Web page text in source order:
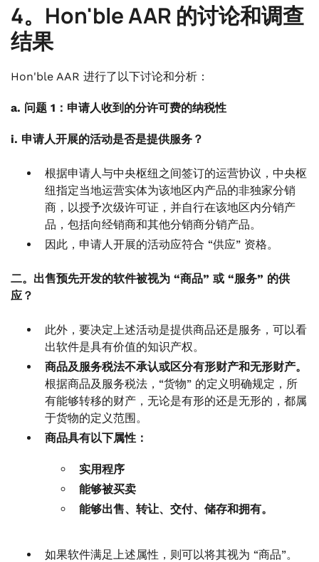
4。Hon'ble AAR 的讨论和调查
结果
Hon'ble AAR 进行了以下讨论和分析：
a. 问题 1：申请人收到的分许可费的纳税性
i. 申请人开展的活动是否是提供服务？
根据申请人与中央枢纽之间签订的运营协议，中央枢
纽指定当地运营实体为该地区内产品的非独家分销
商，以授予次级许可证，并自行在该地区内分销产
品，包括向经销商和其他分销商分销产品。
因此，申请人开展的活动应符合 “供应” 资格。
二。出售预先开发的软件被视为 “商品” 或 “服务” 的供
应？
此外，要决定上述活动是提供商品还是服务，可以看
出软件是具有价值的知识产权。
商品及服务税法不承认或区分有形财产和无形财产。
根据商品及服务税法，“货物” 的定义明确规定，所
有能够转移的财产，无论是有形的还是无形的，都属
于货物的定义范围。
商品具有以下属性：
实用程序
能够被买卖
能够出售、转让、交付、储存和拥有。
如果软件满足上述属性，则可以将其视为 “商品”。